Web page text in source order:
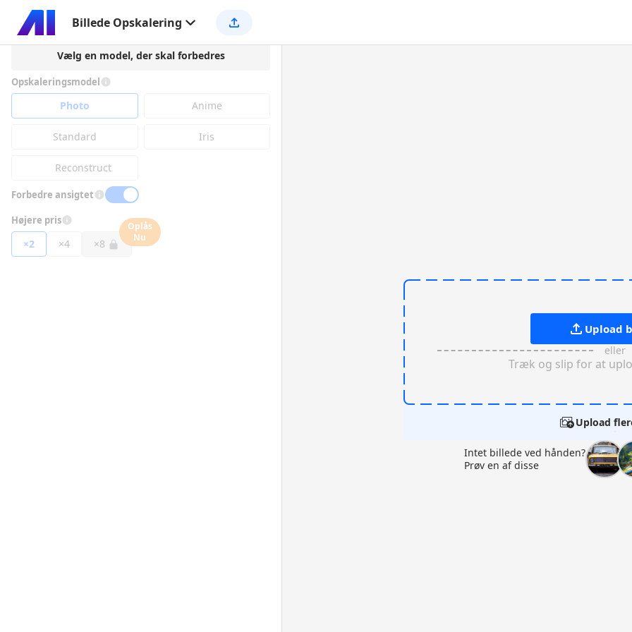
Billede Opskalering
Vælg en model, der skal forbedres
Opskaleringsmodel
Photo Anime
Standard Iris
Reconstruct
Forbedre ansigtet
Højere pris
×2 ×4 ×8
Oplås
Nu
Upload
eller
Træk og slip for at
Upload
Intet billede ved hånden?
Prøv en af disse